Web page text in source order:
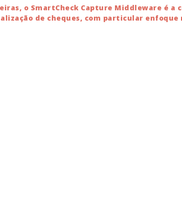
o SmartCheck Capture Middleware é a
de cheques, com particular enfoque